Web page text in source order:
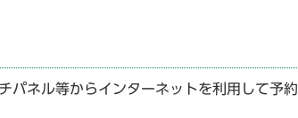
パネル等からインターネットを利用して予約